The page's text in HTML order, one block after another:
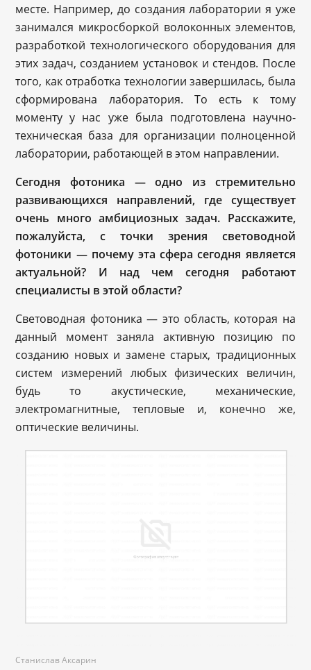
месте. Например, до создания лаборатории я уже
занимался микросборкой волоконных элементов,
разработкой технологического оборудования для
этих задач, созданием установок и стендов. После
того, как отработка технологии завершилась, была
сформирована лаборатория. То есть к тому
моменту у нас уже была подготовлена научно-
техническая база для организации полноценной
лаборатории, работающей в этом направлении.
Сегодня фотоника — одно из стремительно
развивающихся направлений, где существует
очень много амбициозных задач. Расскажите,
пожалуйста, с точки зрения световодной
фотоники — почему эта сфера сегодня является
актуальной? И над чем сегодня работают
специалисты в этой области?
Световодная фотоника — это область, которая на
данный момент заняла активную позицию по
созданию новых и замене старых, традиционных
систем измерений любых физических величин,
будь то акустические, механические,
электромагнитные, тепловые и, конечно же,
оптические величины.
Станислав Аксарин